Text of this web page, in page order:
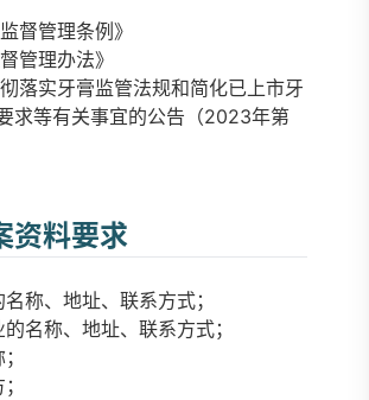
督管理条例》
管理办法》
落实牙膏监管法规和简化已上市牙
求等有关事宜的公告（2023年第
资料要求
称、地址、联系方式；
名称、地址、联系方式；